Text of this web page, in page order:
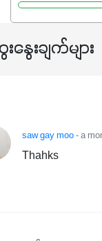
အရသာ ပိုမိုကေ
ဖြစ်ပါတယ်။ ဟူး
နှံစားသီးနှံများ၊
အားလုံးမှာ အသုံး
နွေးချက်များ
saw gay moo- a
Thahks